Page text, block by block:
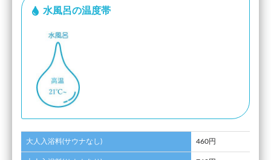
水風呂の温度帯
大人入浴料(サウナなし) 460円